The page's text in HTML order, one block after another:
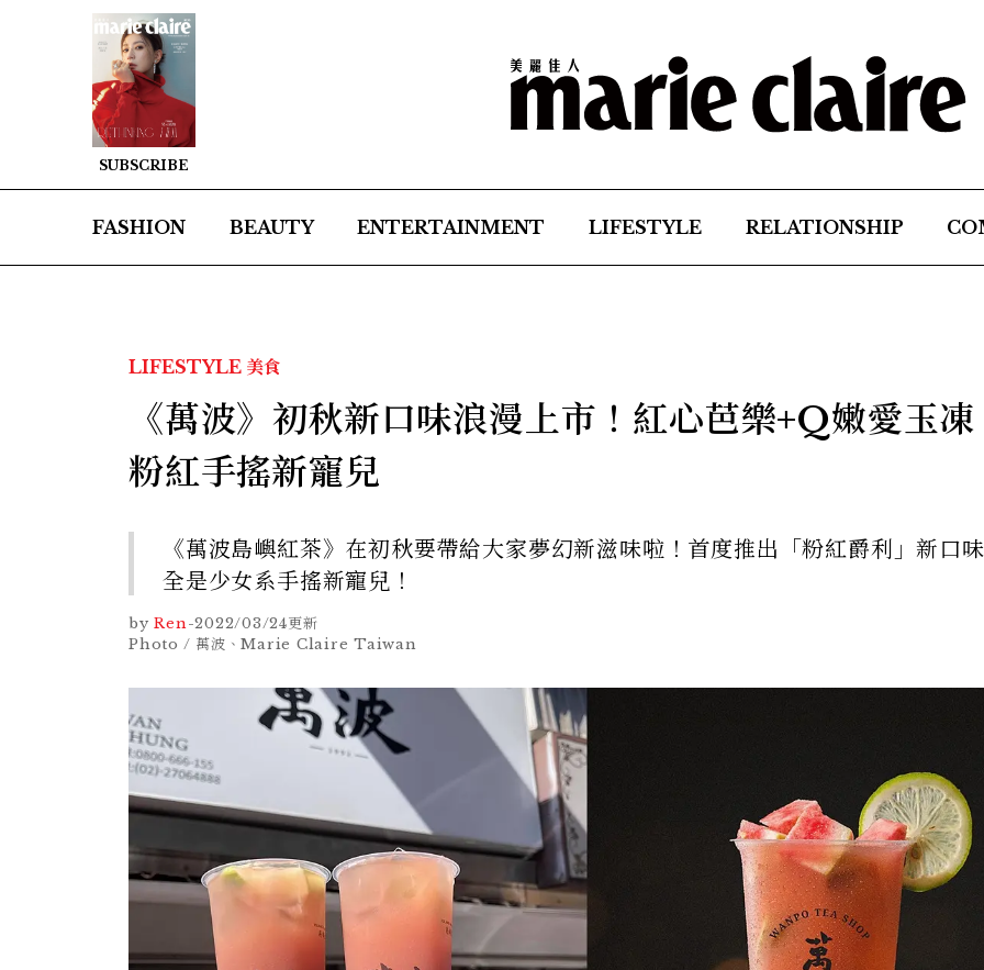
SUBSCRIBE
FASHION BEAUTY ENTERTAINMENT LIFESTYLE RELATIONSHIP
LIFESTYLE 美食
《萬波》初秋新口味浪漫上市！紅心芭樂+Q嫩愛玉
粉紅手搖新寵兒
《萬波島嶼紅茶》在初秋要帶給大家夢幻新滋味啦！首度推出「粉紅爵利」新口
全是少女系手搖新寵兒！
by Ren-2022/03/24更新
Photo / 萬波、Marie Claire Taiwan